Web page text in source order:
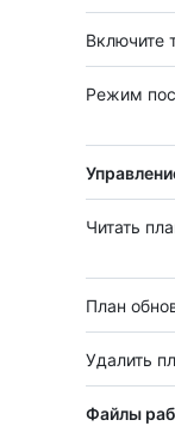
Включите
Режим
Читать
План
Удалить
Файлы